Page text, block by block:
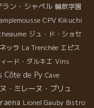
ラン・シャペル 輪飲学園
CPV Kikuchi
ジュ・ド・ショセ
ッラ La Trenchée エピス
ード・ダルキエ Vins
Côte de Py Cave
・ミレーヌ・ブリュ
Lionel Gauby Bistro